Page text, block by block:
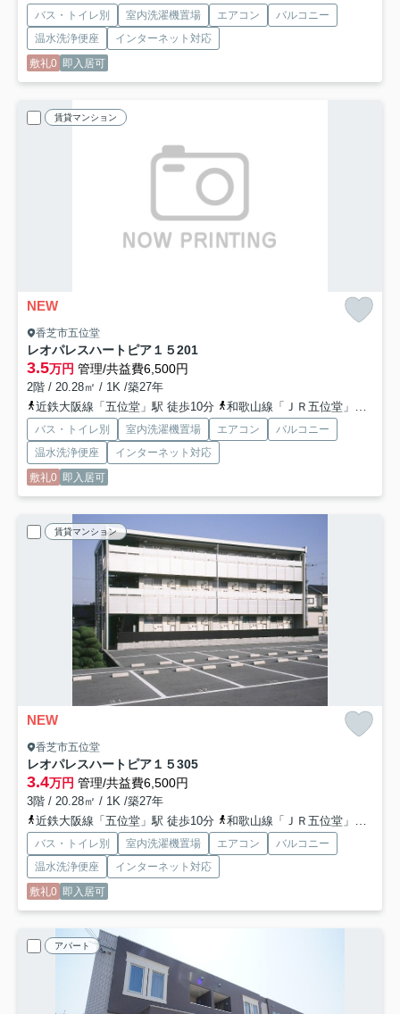
バス・トイレ別 室内洗濯機置場 エアコン
バルコニー
温水洗浄便座
インターネット対応
敷礼0 即入居可
賃貸マンション
NEW
香芝市五位堂
レオパレスハートピア１５201
3.5万円 管理/共益費6,500円
2階 / 20.28㎡ / 1K /築27年
近鉄大阪線「五位堂」駅 徒歩10分
和歌山線「ＪＲ五位堂」駅 徒歩9分
バス・トイレ別 室内洗濯機置場 エアコン
バルコニー
温水洗浄便座
インターネット対応
敷礼0 即入居可
賃貸マンション
NEW
香芝市五位堂
レオパレスハートピア１５305
3.4万円 管理/共益費6,500円
3階 / 20.28㎡ / 1K /築27年
近鉄大阪線「五位堂」駅 徒歩10分
和歌山線「ＪＲ五位堂」駅 徒歩9分
バス・トイレ別 室内洗濯機置場 エアコン
バルコニー
温水洗浄便座
インターネット対応
敷礼0 即入居可
アパート